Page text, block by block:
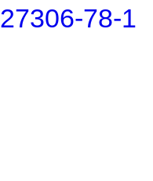
27306-78-1